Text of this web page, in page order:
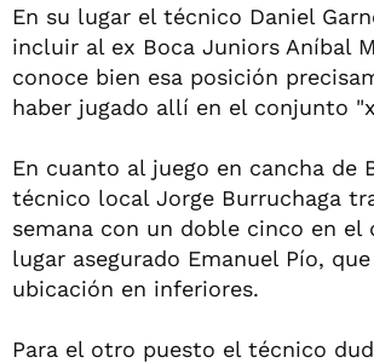
En su lugar el técnico Daniel
incluir al ex Boca Juniors Aníbal
conoce bien esa posición
haber jugado allí en el conjunto
En cuanto al juego en cancha de
técnico local Jorge Burruchaga
semana con un doble cinco en el
lugar asegurado Emanuel Pío,
ubicación en inferiores.
Para el otro puesto el técnico